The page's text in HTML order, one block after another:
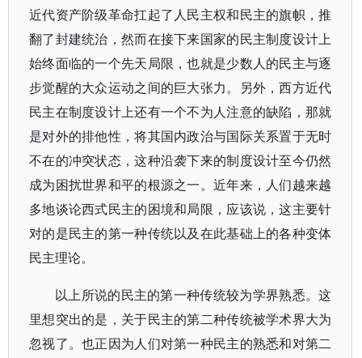
近代资产阶级革命扛起了人民主权和民主的旗帜，推
翻了封建统治，然而在接下来国家的民主制度设计上
始终面临的一个先天局限，也就是少数人的民主与逐
步觉醒的大众运动之间的巨大张力。另外，西方近代
民主在制度设计上还有一个不为人注意的缺陷，那就
是对外的排他性，将其国内政治与国际关系置于无时
不在的冲突状态，这种沿袭下来的制度设计至今仍然
成为困扰世界和平的根源之一。近年来，人们越来越
多地谈论西式民主的困境和局限，应该说，这主要针
对的是民主的第一种传统以及在此基础上的各种变体
民主理论。
以上所说的民主的第一种传统较为学界熟悉。这
里想突出的是，关于民主的第二种传统被学术界大为
忽视了。也正因为人们对第一种民主的熟悉和对第二